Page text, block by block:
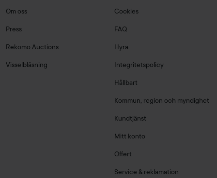
Om oss
Press
Rekomo Auctions
Visselblåsning
Cookies
FAQ
Hyra
Integritetspolicy
Hållbart
Kommun, region och myndighet
Kundtjänst
Mitt konto
Offert
Service & reklamation